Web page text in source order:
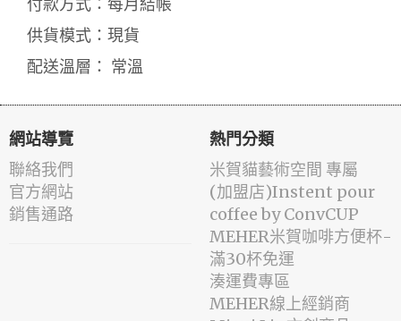
供貨模式：現貨
配送溫層： 常溫
網站導覽
聯絡我們
官方網站
銷售通路
熱門分類
米賀貓藝術空間 專屬
(加盟店)Instent pour
coffee by ConvCUP
MEHER米賀咖啡方便杯-
滿30杯免運
湊運費專區
MEHER線上經銷商